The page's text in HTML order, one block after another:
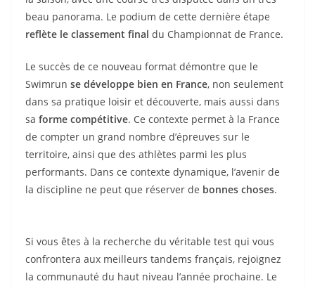
beau panorama. Le podium de cette dernière étape
reflète le classement final du Championnat de France.
Le succès de ce nouveau format démontre que le
Swimrun se développe bien en France, non seulement
dans sa pratique loisir et découverte, mais aussi dans
sa forme compétitive. Ce contexte permet à la France
de compter un grand nombre d’épreuves sur le
territoire, ainsi que des athlètes parmi les plus
performants. Dans ce contexte dynamique, l’avenir de
la discipline ne peut que réserver de bonnes choses.
Si vous êtes à la recherche du véritable test qui vous
confrontera aux meilleurs tandems français, rejoignez
la communauté du haut niveau l’année prochaine. Le